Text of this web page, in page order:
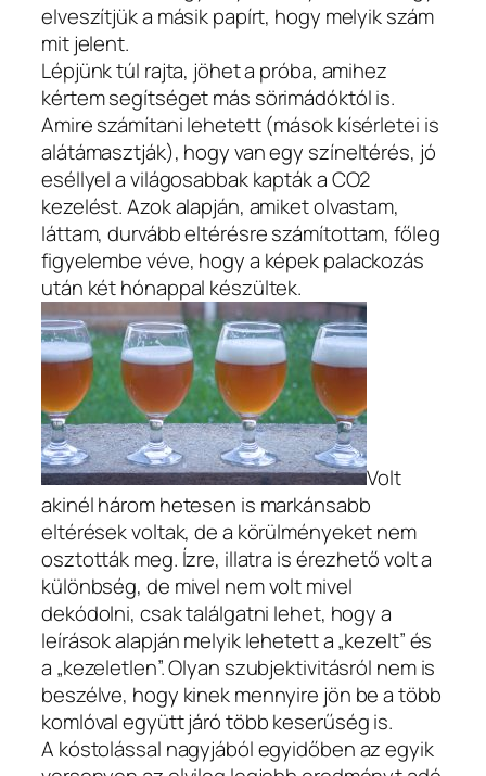
elveszítjük a másik papírt, hogy melyik szám
mit jelent.
Lépjünk túl rajta, jöhet a próba, amihez
kértem segítséget más sörimádóktól is.
Amire számítani lehetett (mások kísérletei is
alátámasztják), hogy van egy színeltérés, jó
eséllyel a világosabbak kapták a CO2
kezelést. Azok alapján, amiket olvastam,
láttam, durvább eltérésre számítottam, főleg
figyelembe véve, hogy a képek palackozás
után két hónappal készültek.
Volt
akinél három hetesen is markánsabb
eltérések voltak, de a körülményeket nem
osztották meg. Ízre, illatra is érezhető volt a
különbség, de mivel nem volt mivel
dekódolni, csak találgatni lehet, hogy a
leírások alapján melyik lehetett a „kezelt” és
a „kezeletlen”. Olyan szubjektivitásról nem is
beszélve, hogy kinek mennyire jön be a több
komlóval együtt járó több keserűség is.
A kóstolással nagyjából egyidőben az egyik